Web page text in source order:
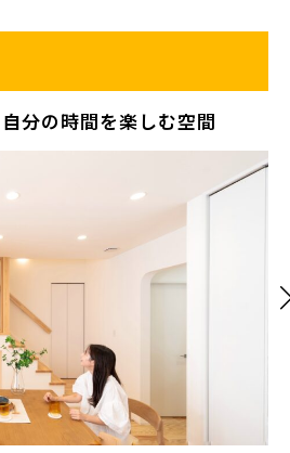
分の時間を楽しむ空間